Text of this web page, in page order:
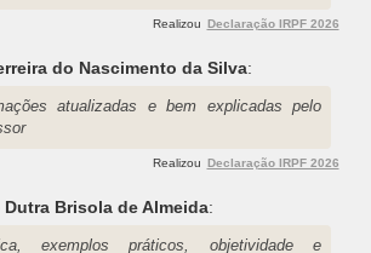
Realizou Declaração IRPF 2026
do Nascimento da Silva:
atualizadas e bem explicadas pelo
Realizou Declaração IRPF 2026
Brisola de Almeida:
exemplos práticos, objetividade e